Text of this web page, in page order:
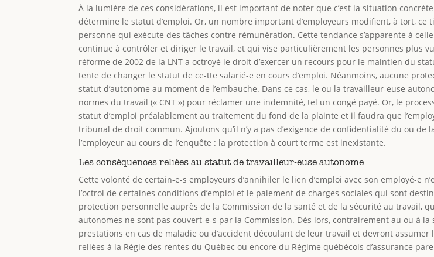
À la lumière de ces considérations, il est important de noter que c’est la situation
détermine le statut d’emploi. Or, un nombre important d’employeurs modifient, à tort,
personne qui exécute des tâches contre rémunération. Cette tendance s’apparente à
continue à contrôler et diriger le travail, et qui vise particulièrement les personnes plus
réforme de 2002 de la LNT a octroyé le droit d’exercer un recours pour le maintien du
tente de changer le statut de ce-tte salarié-e en cours d’emploi. Néanmoins, aucune
statut d’autonome au moment de l’embauche. Dans ce cas, le ou la travailleur-euse
normes du travail (« CNT ») pour réclamer une indemnité, tel un congé payé. Or, le
statut d’emploi préalablement au traitement du fond de la plainte et il faudra que
tribunal de droit commun. Ajoutons qu’il n’y a pas d’exigence de confidentialité du ou
l’employeur au cours de l’enquête : la protection à court terme est inexistante.
Les conséquences reliées au statut de travailleur-euse autonome
Cette volonté de certain-e-s employeurs d’annihiler le lien d’emploi avec son employé-e
l’octroi de certaines conditions d’emploi et le paiement de charges sociales qui sont
protection personnelle auprès de la Commission de la santé et de la sécurité au travail,
autonomes ne sont pas couvert-e-s par la Commission. Dès lors, contrairement au ou à
prestations en cas de maladie ou d’accident découlant de leur travail et devront
reliées à la Régie des rentes du Québec ou encore du Régime québécois d’assurance